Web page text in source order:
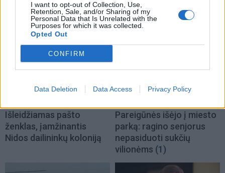
I want to opt-out of Collection, Use,
Retention, Sale, and/or Sharing of my
Personal Data that Is Unrelated with the
Purposes for which it was collected.
Opted Out
CONFIRM
Data Deletion Data Access Privacy Policy
kiekvieno centimetro(1)
nepriklausomos Lietuvos
premjerė Prunskienė
Išleidžiamas pašto
ženklas, įamžinantis
Nidos dailininkų koloniją
Pareigūnės išėjo į miesto
parką: ragino senjorus
nepasiduoti sukčių
vilionėms (1)